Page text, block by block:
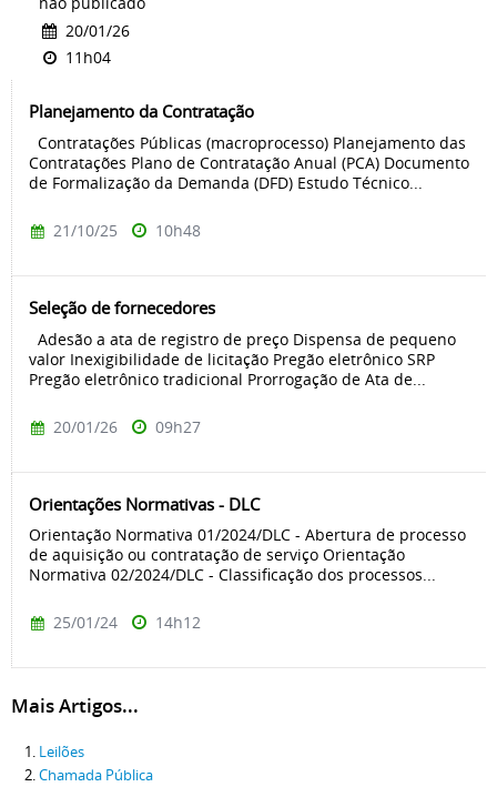
20/01/26
11h04
Planejamento da Contratação
Contratações Públicas (macroprocesso) Planejamento das
Contratações Plano de Contratação Anual (PCA) Documento
de Formalização da Demanda (DFD) Estudo Técnico...
21/10/25 10h48
Seleção de fornecedores
Adesão a ata de registro de preço Dispensa de pequeno
valor Inexigibilidade de licitação Pregão eletrônico SRP
Pregão eletrônico tradicional Prorrogação de Ata de...
20/01/26 09h27
Orientações Normativas - DLC
Orientação Normativa 01/2024/DLC - Abertura de processo
de aquisição ou contratação de serviço Orientação
Normativa 02/2024/DLC - Classificação dos processos...
25/01/24 14h12
Mais Artigos...
Leilões
Chamada Pública